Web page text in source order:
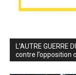
L’AUTRE GUERRE
contre l’opposition